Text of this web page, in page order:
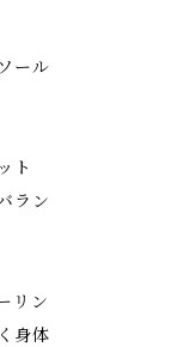
ール
ト
ラン
リン
身体